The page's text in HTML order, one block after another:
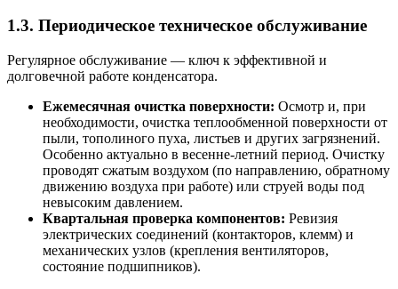
1.3. Периодическое техническое обслуживание
Регулярное обслуживание — ключ к эффективной и
долговечной работе конденсатора.
Ежемесячная очистка поверхности: Осмотр и, при
необходимости, очистка теплообменной поверхности от
пыли, тополиного пуха, листьев и других загрязнений.
Особенно актуально в весенне-летний период. Очистку
проводят сжатым воздухом (по направлению, обратному
движению воздуха при работе) или струей воды под
невысоким давлением.
Квартальная проверка компонентов: Ревизия
электрических соединений (контакторов, клемм) и
механических узлов (крепления вентиляторов,
состояние подшипников).